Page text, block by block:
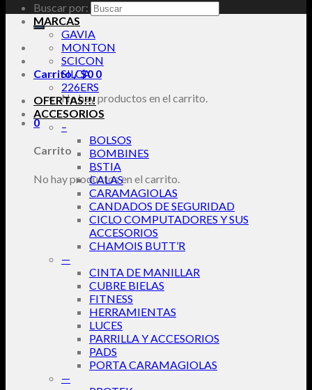
Buscar por:
Carrito /$0 0
No hay productos en el carrito.
0
Carrito
No hay productos en el carrito.
MARCAS
GAVIA
MONTON
SCICON
SILCA
226ERS
OFERTAS!!!
ACCESORIOS
–
BOLSOS
BOMBINES
BSTIA
CALAS
CARAMAGIOLAS
CANDADOS DE SEGURIDAD
CICLO COMPUTADORES Y SUS
ACCESORIOS
CHAMOIS BUTT’R
—
CINTA DE MANILLAR
CUBRE BIELAS
FITNESS
HERRAMIENTAS
LUCES
PARRILLA Y ACCESORIOS
PADS
PORTA CARAMAGIOLAS
—